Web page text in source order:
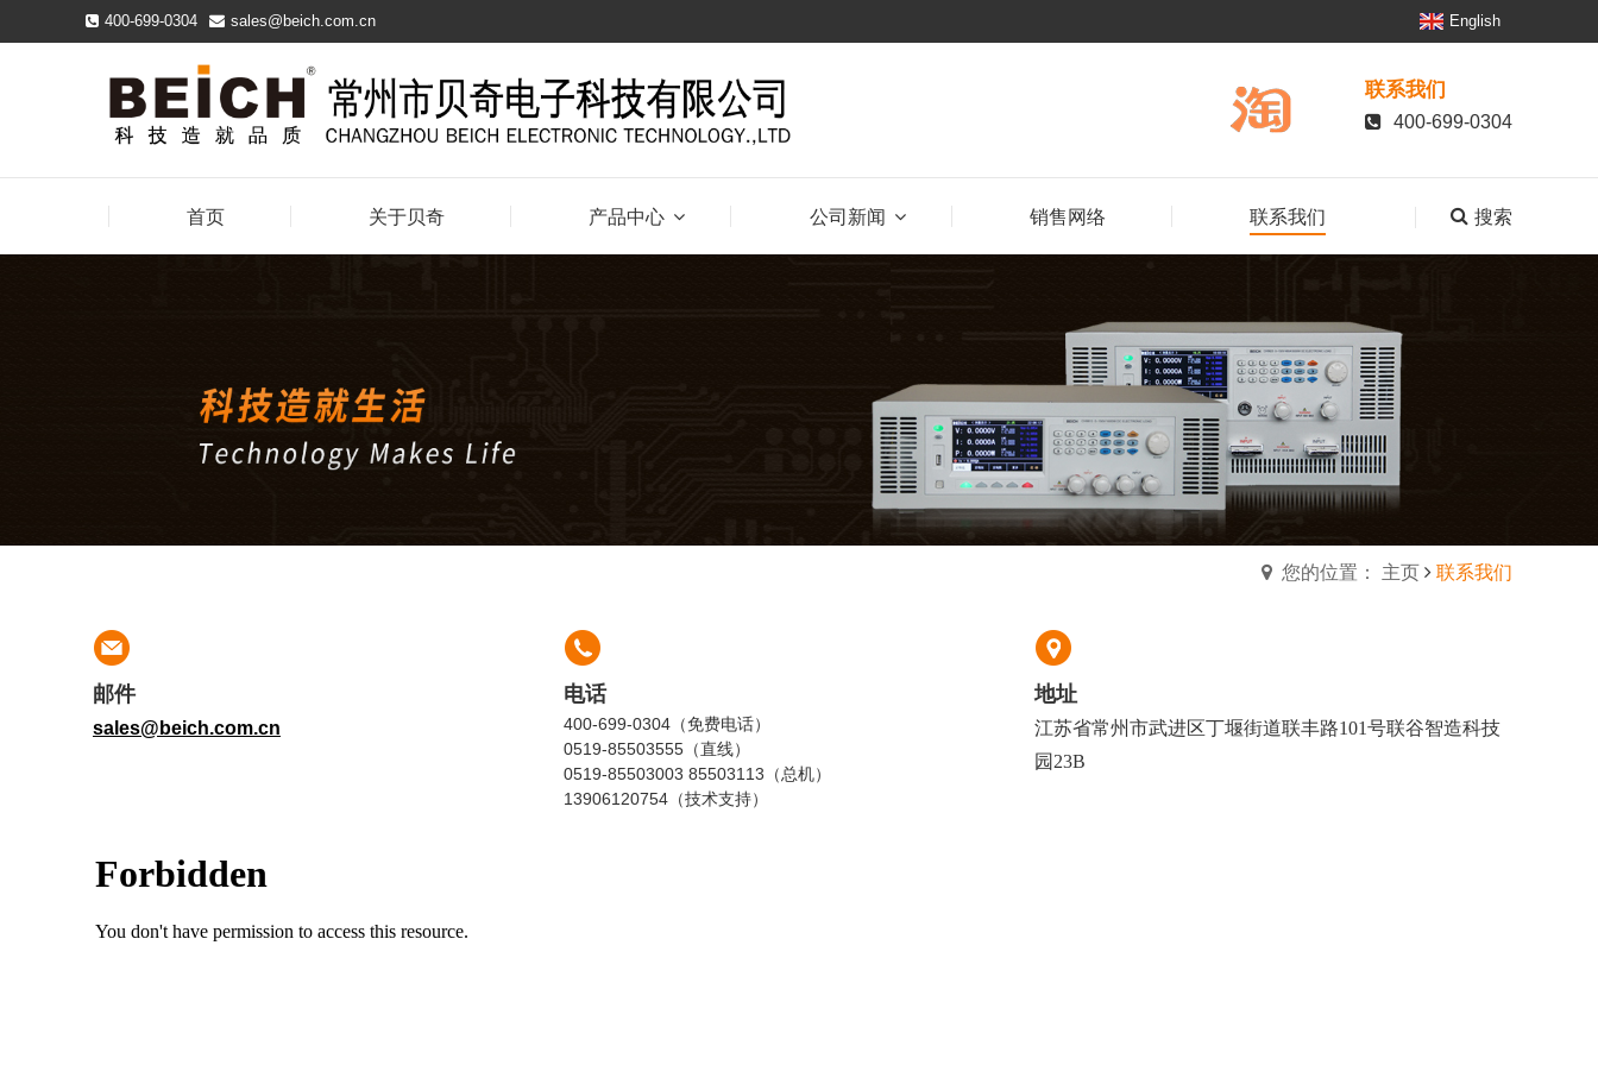
400-699-0304 sales@beich.com.cn English
联系我们
400-699-0304
首页 关于贝奇 产品中心 公司新闻 销售网络 联系我们 搜索
您的位置： 主页 联系我们
邮件
sales@beich.com.cn
电话
400-699-0304（免费电话）
0519-85503555（直线）
0519-85503003 85503113（总机）
13906120754（技术支持）
地址
江苏省常州市武进区丁堰街道联丰路101号联谷智造科技
园23B